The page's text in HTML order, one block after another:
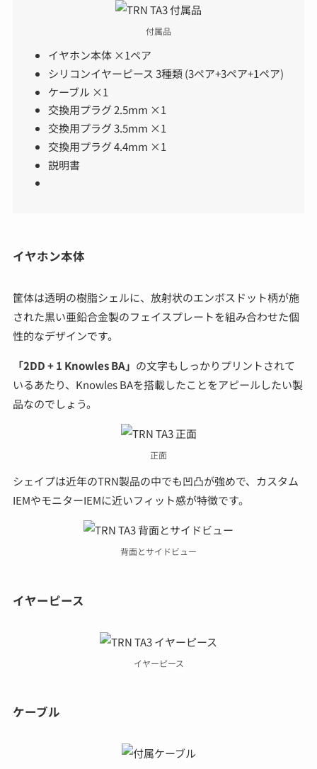
付属品
イヤホン本体 ×1ペア
シリコンイヤーピース 3種類 (3ペア+3ペア+1ペア)
ケーブル ×1
交換用プラグ 2.5mm ×1
交換用プラグ 3.5mm ×1
交換用プラグ 4.4mm ×1
説明書
イヤホン本体
筐体は透明の樹脂シェルに、放射状のエンボスドット柄が施
された黒い亜鉛合金製のフェイスプレートを組み合わせた個
性的なデザインです。
「2DD + 1 Knowles BA」 の文字もしっかりプリントされて
いるあたり、Knowles BAを搭載したことをアピールしたい製
品なのでしょう。
正面
シェイプは近年のTRN製品の中でも凹凸が強めで、カスタム
IEMやモニターIEMに近いフィット感が特徴です。
背面とサイドビュー
イヤーピース
イヤーピース
ケーブル